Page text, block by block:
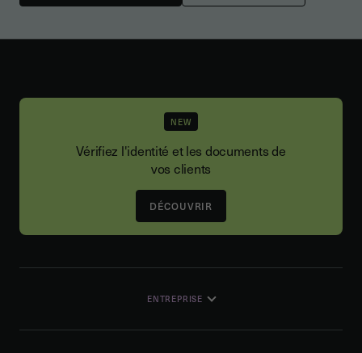
NEW
Vérifiez l'identité et les documents de
vos clients
DÉCOUVRIR
ENTREPRISE